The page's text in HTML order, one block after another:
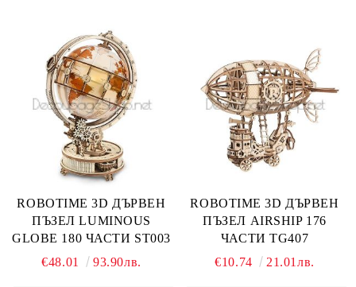
ROBOTIME 3D ДЪРВЕН
ПЪЗЕЛ LUMINOUS
GLOBE 180 ЧАСТИ ST003
€48.01
93.90лв.
ROBOTIME 3D ДЪРВЕН
ПЪЗЕЛ AIRSHIP 176
ЧАСТИ TG407
€10.74
21.01лв.